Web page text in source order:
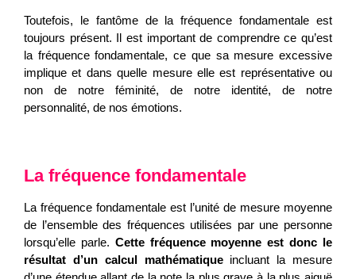
Toutefois, le fantôme de la fréquence fondamentale est
toujours présent. Il est important de comprendre ce qu’est
la fréquence fondamentale, ce que sa mesure excessive
implique et dans quelle mesure elle est représentative ou
non de notre féminité, de notre identité, de notre
personnalité, de nos émotions.
La fréquence fondamentale
La fréquence fondamentale est l’unité de mesure moyenne
de l’ensemble des fréquences utilisées par une personne
lorsqu’elle parle. Cette fréquence moyenne est donc le
résultat d’un calcul mathématiqueincluant la mesure